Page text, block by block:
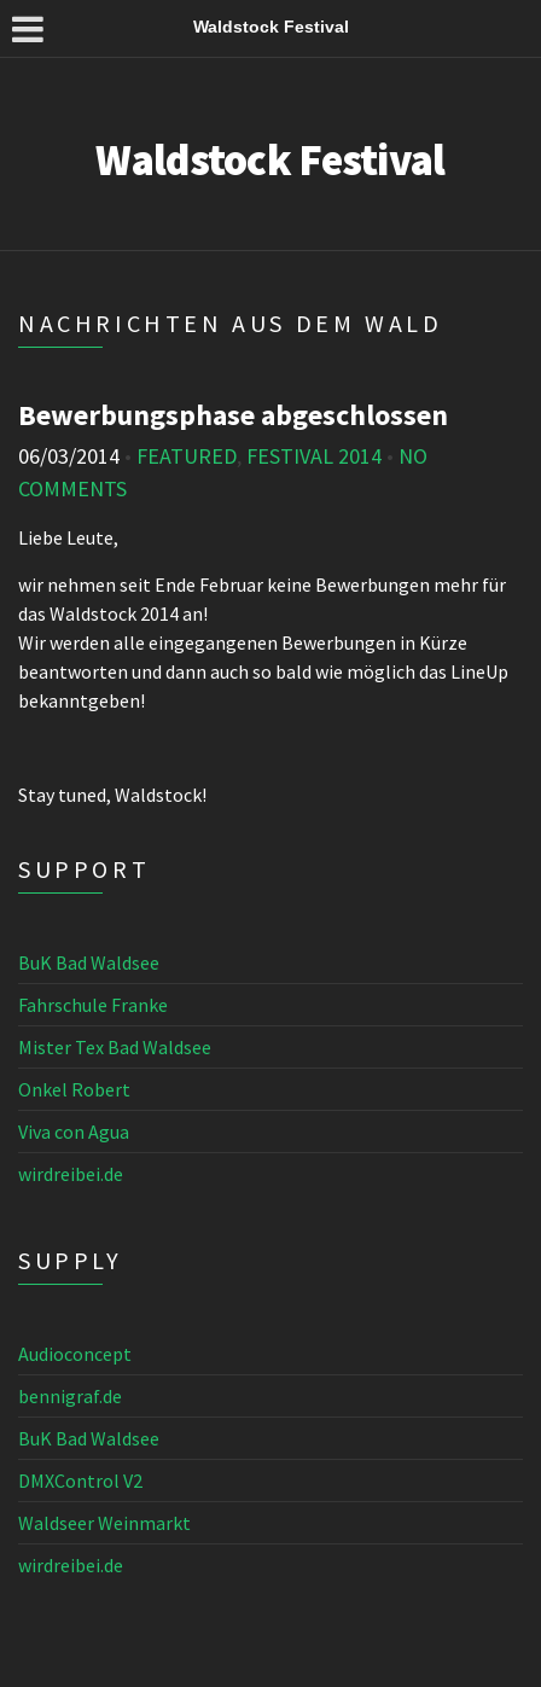
Waldstock Festival
Waldstock Festival
NACHRICHTEN AUS DEM WALD
Bewerbungsphase abgeschlossen
06/03/2014 • FEATURED, FESTIVAL 2014 • NO
COMMENTS
Liebe Leute,
wir nehmen seit Ende Februar keine Bewerbungen mehr für
das Waldstock 2014 an!
Wir werden alle eingegangenen Bewerbungen in Kürze
beantworten und dann auch so bald wie möglich das LineUp
bekanntgeben!
Stay tuned, Waldstock!
SUPPORT
BuK Bad Waldsee
Fahrschule Franke
Mister Tex Bad Waldsee
Onkel Robert
Viva con Agua
wirdreibei.de
SUPPLY
Audioconcept
bennigraf.de
BuK Bad Waldsee
DMXControl V2
Waldseer Weinmarkt
wirdreibei.de